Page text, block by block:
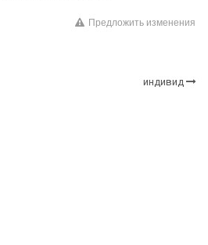
Предложить изменения
индивид